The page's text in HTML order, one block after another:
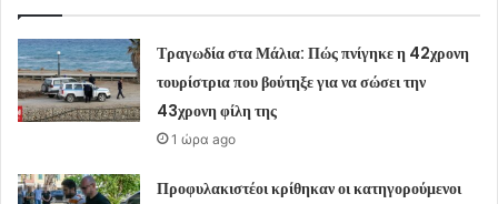
Τραγωδία στα Μάλια: Πώς πνίγηκε η 42χρονη
τουρίστρια που βούτηξε για να σώσει την
43χρονη φίλη της
1 ώρα ago
Προφυλακιστέοι κρίθηκαν οι κατηγορούμενοι